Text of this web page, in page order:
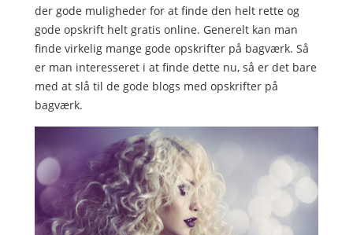
der gode muligheder for at finde den helt rette og
gode opskrift helt gratis online. Generelt kan man
finde virkelig mange gode opskrifter på bagværk. Så
er man interesseret i at finde dette nu, så er det bare
med at slå til de gode blogs med opskrifter på
bagværk.